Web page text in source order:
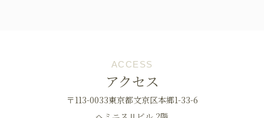
ACCESS
アクセス
〒113-0033東京都文京区本郷1-33-6